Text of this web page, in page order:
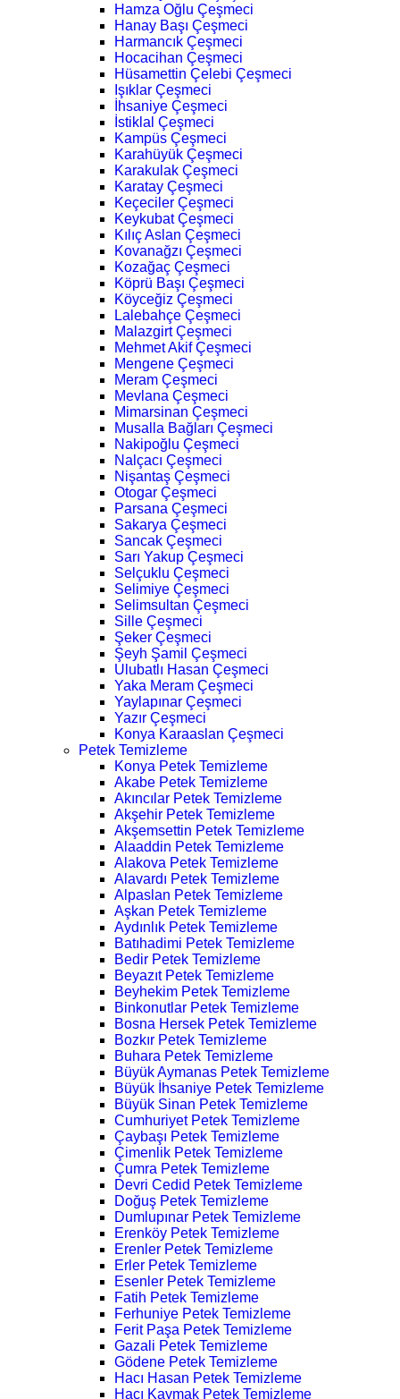
Hamza Oğlu Çeşmeci
Hanay Başı Çeşmeci
Harmancık Çeşmeci
Hocacihan Çeşmeci
Hüsamettin Çelebi Çeşmeci
Işıklar Çeşmeci
İhsaniye Çeşmeci
İstiklal Çeşmeci
Kampüs Çeşmeci
Karahüyük Çeşmeci
Karakulak Çeşmeci
Karatay Çeşmeci
Keçeciler Çeşmeci
Keykubat Çeşmeci
Kılıç Aslan Çeşmeci
Kovanağzı Çeşmeci
Kozağaç Çeşmeci
Köprü Başı Çeşmeci
Köyceğiz Çeşmeci
Lalebahçe Çeşmeci
Malazgirt Çeşmeci
Mehmet Akif Çeşmeci
Mengene Çeşmeci
Meram Çeşmeci
Mevlana Çeşmeci
Mimarsinan Çeşmeci
Musalla Bağları Çeşmeci
Nakipoğlu Çeşmeci
Nalçacı Çeşmeci
Nişantaş Çeşmeci
Otogar Çeşmeci
Parsana Çeşmeci
Sakarya Çeşmeci
Sancak Çeşmeci
Sarı Yakup Çeşmeci
Selçuklu Çeşmeci
Selimiye Çeşmeci
Selimsultan Çeşmeci
Sille Çeşmeci
Şeker Çeşmeci
Şeyh Şamil Çeşmeci
Ulubatlı Hasan Çeşmeci
Yaka Meram Çeşmeci
Yaylapınar Çeşmeci
Yazır Çeşmeci
Konya Karaaslan Çeşmeci
Petek Temizleme
Konya Petek Temizleme
Akabe Petek Temizleme
Akıncılar Petek Temizleme
Akşehir Petek Temizleme
Akşemsettin Petek Temizleme
Alaaddin Petek Temizleme
Alakova Petek Temizleme
Alavardı Petek Temizleme
Alpaslan Petek Temizleme
Aşkan Petek Temizleme
Aydınlık Petek Temizleme
Batıhadimi Petek Temizleme
Bedir Petek Temizleme
Beyazıt Petek Temizleme
Beyhekim Petek Temizleme
Binkonutlar Petek Temizleme
Bosna Hersek Petek Temizleme
Bozkır Petek Temizleme
Buhara Petek Temizleme
Büyük Aymanas Petek Temizleme
Büyük İhsaniye Petek Temizleme
Büyük Sinan Petek Temizleme
Cumhuriyet Petek Temizleme
Çaybaşı Petek Temizleme
Çimenlik Petek Temizleme
Çumra Petek Temizleme
Devri Cedid Petek Temizleme
Doğuş Petek Temizleme
Dumlupınar Petek Temizleme
Erenköy Petek Temizleme
Erenler Petek Temizleme
Erler Petek Temizleme
Esenler Petek Temizleme
Fatih Petek Temizleme
Ferhuniye Petek Temizleme
Ferit Paşa Petek Temizleme
Gazali Petek Temizleme
Gödene Petek Temizleme
Hacı Hasan Petek Temizleme
Hacı Kaymak Petek Temizleme